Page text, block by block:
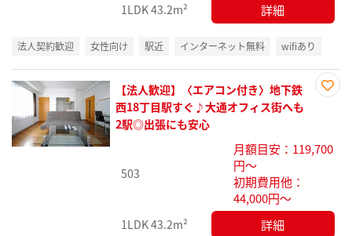
1LDK43.2m² 詳細
法人契約歓迎 女性向け 駅近 インターネット無料 wifiあり
録
【法人歓迎】〈エアコン付き〉地下鉄
西18丁目駅すぐ♪大通オフィス街へも
2駅◎出張にも安心
503
月額目安：119,700
円～
初期費用他：
44,000円～
1LDK43.2m² 詳細